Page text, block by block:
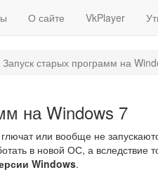
О сайте VkPlayer
Запуск старых программ на
на Windows 7
или вообще не
в новой ОС, а вследствие
Windows.